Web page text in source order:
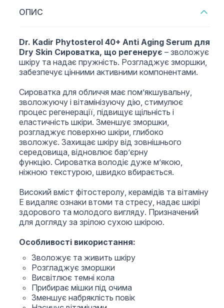
ОПИС
Dr. Kadir Phytosterol 40+ Anti Aging Serum для
Dry Skin Сироватка, що регенерує – зволожує
шкіру та надає пружність. Розгладжує зморшки,
забезпечує цінними активними компонентами.
Сироватка для обличчя має пом’якшувальну,
зволожуючу і вітамінізуючу дію, стимулює
процес регенерації, підвищує щільність і
еластичність шкіри. Зменшує зморшки,
розгладжує поверхню шкіри, глибоко
зволожує. Захищає шкіру від зовнішнього
середовища, відновлює бар’єрну
функцію. Сироватка володіє дуже м’якою,
ніжною текстурою, швидко вбирається.
Високий вміст фітостеролу, керамідів та вітаміну
E видаляє ознаки втоми та стресу, надає шкірі
здорового та молодого вигляду. Призначений
для догляду за зрілою сухою шкірою.
Особливості використання:
Зволожує та живить шкіру
Розгладжує зморшки
Висвітлює темні кола
Прибирає мішки під очима
Зменшує набряклість повік